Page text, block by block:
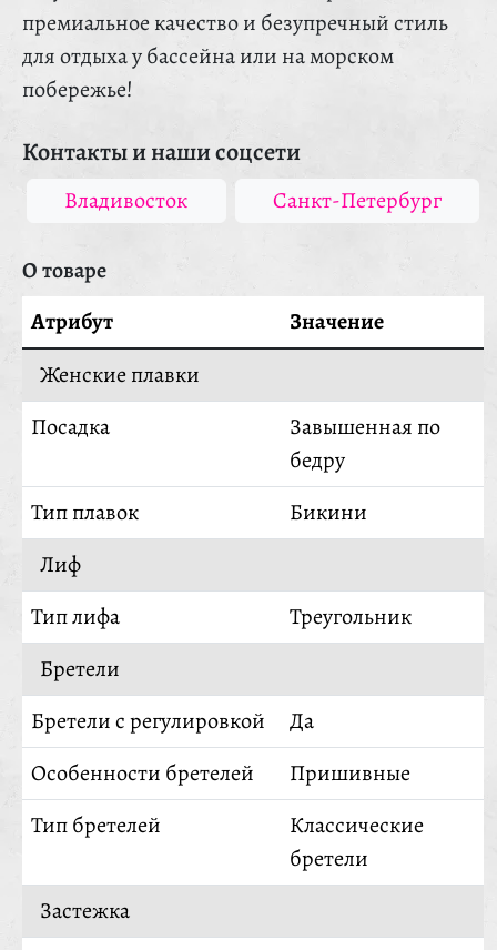
премиальное качество и безупречный стиль
для отдыха у бассейна или на морском
побережье!
Контакты и наши соцсети
Владивосток Санкт-Петербург
О товаре
Атрибут
Значение
Женские плавки
Посадка
Завышенная по
бедру
Тип плавок
Бикини
Лиф
Тип лифа
Треугольник
Бретели
Бретели с регулировкой
Да
Особенности бретелей
Пришивные
Тип бретелей
Классические
бретели
Застежка